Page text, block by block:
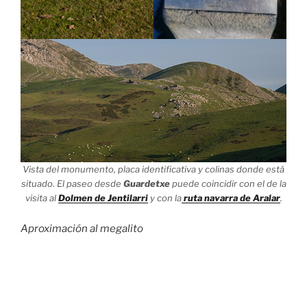
Vista del monumento, placa identificativa y colinas donde está
situado. El paseo desde Guardetxepuede coincidir con el de la
visita alDolmen de Jentilarriy con laruta navarra de Aralar.
Aproximación al megalito